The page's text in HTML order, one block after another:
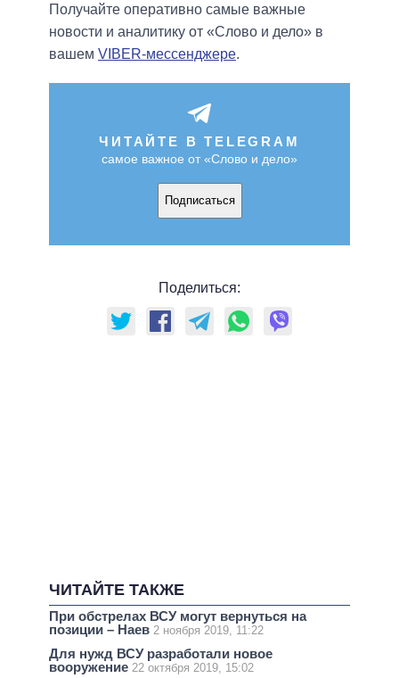
Получайте оперативно самые важные
новости и аналитику от «Слово и дело» в
вашем VIBER-мессенджере.
ЧИТАЙТЕ В TELEGRAM
самое важное от «Слово и дело»
Подписаться
Поделиться:
ЧИТАЙТЕ ТАКЖЕ
При обстрелах ВСУ могут вернуться на
позиции – Наев 2 ноября 2019, 11:22
Для нужд ВСУ разработали новое
вооружение 22 октября 2019, 15:02